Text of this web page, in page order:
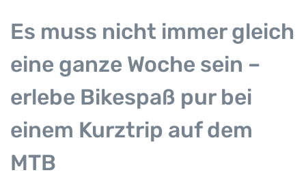
Es muss nicht immer gleich
eine ganze Woche sein –
erlebe Bikespaß pur bei
einem Kurztrip auf dem
MTB